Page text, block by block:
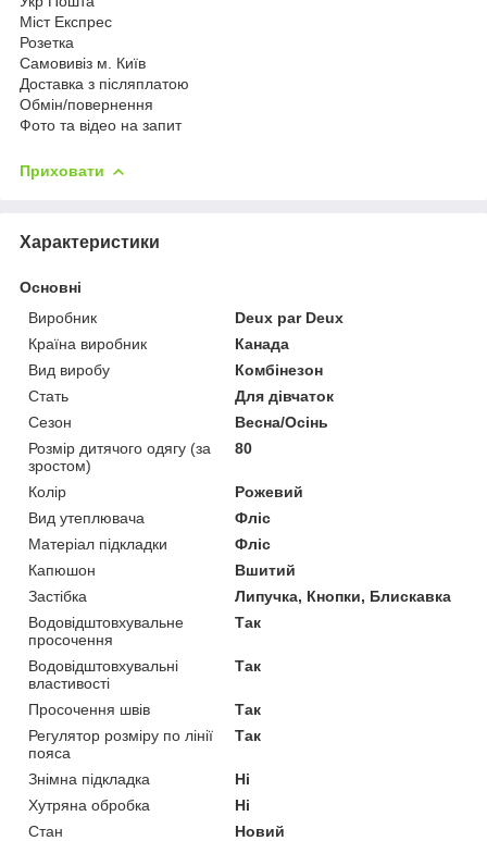
Міст Експрес
Розетка
Самовивіз м. Київ
Доставка з післяплатою
Обмін/повернення
Фото та відео на запит
Приховати
Характеристики
Основні
Виробник
Deux par Deux
Країна виробник
Канада
Вид виробу
Комбінезон
Стать
Для дівчаток
Сезон
Весна/Осінь
Розмір дитячого одягу (за
зростом)
80
Колір
Рожевий
Вид утеплювача
Фліс
Матеріал підкладки
Фліс
Капюшон
Вшитий
Застібка
Липучка, Кнопки, Блискавка
Водовідштовхувальне
просочення
Так
Водовідштовхувальні
властивості
Так
Просочення швів
Так
Регулятор розміру по лінії
пояса
Так
Знімна підкладка
Ні
Хутряна обробка
Ні
Стан
Новий